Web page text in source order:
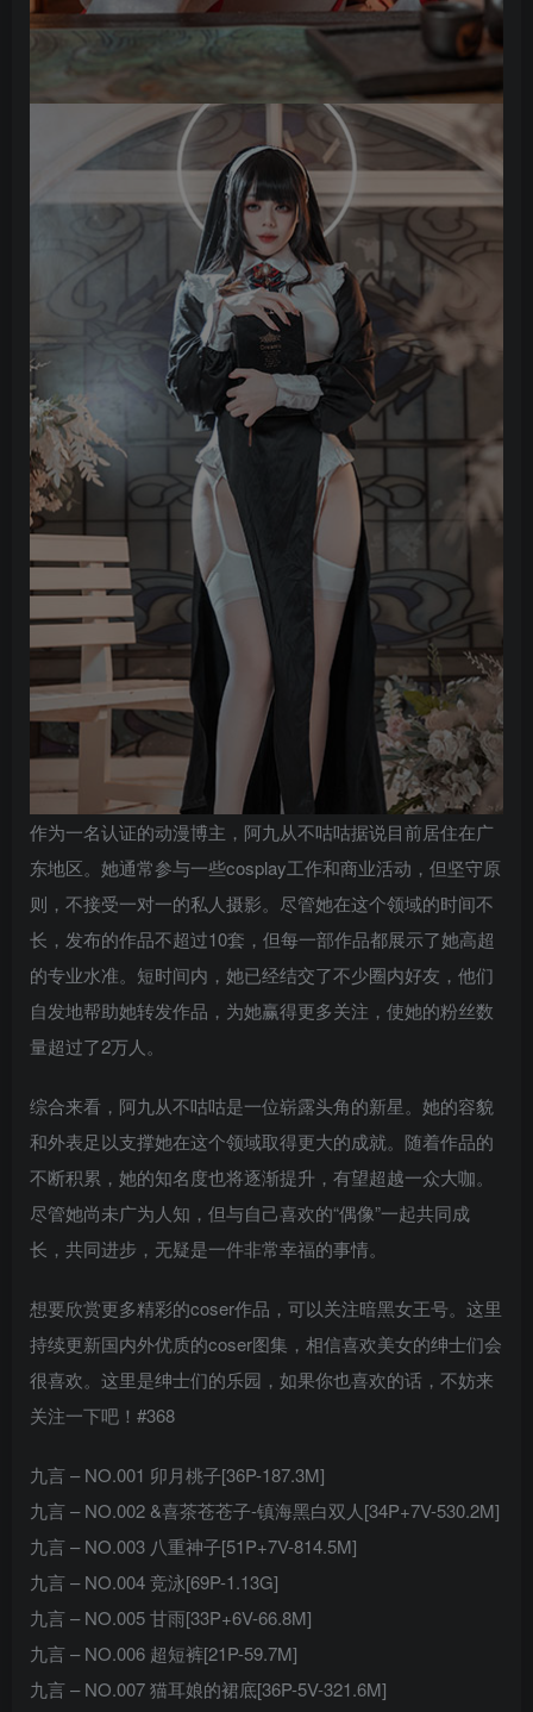
作为一名认证的动漫博主，阿九从不咕咕据说目前居住在广
东地区。她通常参与一些cosplay工作和商业活动，但坚守原
则，不接受一对一的私人摄影。尽管她在这个领域的时间不
长，发布的作品不超过10套，但每一部作品都展示了她高超
的专业水准。短时间内，她已经结交了不少圈内好友，他们
自发地帮助她转发作品，为她赢得更多关注，使她的粉丝数
量超过了2万人。
综合来看，阿九从不咕咕是一位崭露头角的新星。她的容貌
和外表足以支撑她在这个领域取得更大的成就。随着作品的
不断积累，她的知名度也将逐渐提升，有望超越一众大咖。
尽管她尚未广为人知，但与自己喜欢的“偶像”一起共同成
长，共同进步，无疑是一件非常幸福的事情。
想要欣赏更多精彩的coser作品，可以关注暗黑女王号。这里
持续更新国内外优质的coser图集，相信喜欢美女的绅士们会
很喜欢。这里是绅士们的乐园，如果你也喜欢的话，不妨来
关注一下吧！#368
九言 – NO.001 卯月桃子[36P-187.3M]
九言 – NO.002 &喜茶苍苍子-镇海黑白双人[34P+7V-530.2M]
九言 – NO.003 八重神子[51P+7V-814.5M]
九言 – NO.004 竞泳[69P-1.13G]
九言 – NO.005 甘雨[33P+6V-66.8M]
九言 – NO.006 超短裤[21P-59.7M]
九言 – NO.007 猫耳娘的裙底[36P-5V-321.6M]